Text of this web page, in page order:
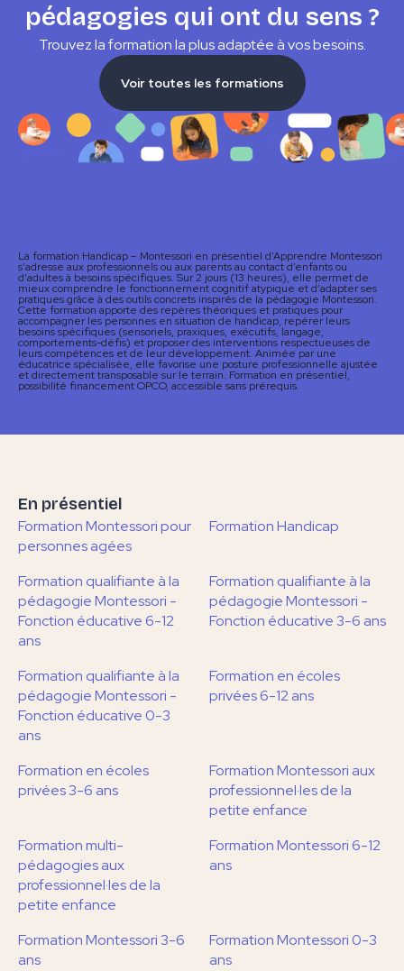
pédagogies qui ont du sens ?
Trouvez la formation la plus adaptée à vos besoins.
Voir toutes les formations
La formation Handicap – Montessori en présentiel d’Apprendre Montessori
s’adresse aux professionnels ou aux parents au contact d’enfants ou
d’adultes à besoins spécifiques. Sur 2 jours (13 heures), elle permet de
mieux comprendre le fonctionnement cognitif atypique et d’adapter ses
pratiques grâce à des outils concrets inspirés de la pédagogie Montessori.
Cette formation apporte des repères théoriques et pratiques pour
accompagner les personnes en situation de handicap, repérer leurs
besoins spécifiques (sensoriels, praxiques, exécutifs, langage,
comportements-défis) et proposer des interventions respectueuses de
leurs compétences et de leur développement. Animée par une
éducatrice spécialisée, elle favorise une posture professionnelle ajustée
et directement transposable sur le terrain. Formation en présentiel,
possibilité financement OPCO, accessible sans prérequis.
En présentiel
Formation Montessori pour
personnes agées
Formation Handicap
Formation qualifiante à la
pédagogie Montessori -
Fonction éducative 6-12
ans
Formation qualifiante à la
pédagogie Montessori -
Fonction éducative 3-6 ans
Formation qualifiante à la
pédagogie Montessori -
Fonction éducative 0-3
ans
Formation en écoles
privées 6-12 ans
Formation en écoles
privées 3-6 ans
Formation Montessori aux
professionnel·les de la
petite enfance
Formation multi-
pédagogies aux
professionnel·les de la
petite enfance
Formation Montessori 6-12
ans
Formation Montessori 3-6
ans
Formation Montessori 0-3
ans